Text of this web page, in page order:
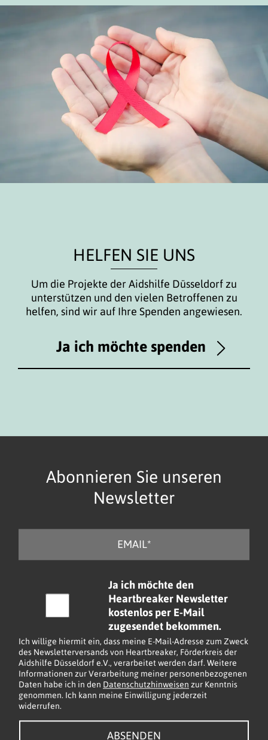
HELFEN SIE UNS
Um die Projekte der Aidshilfe Düsseldorf zu
unterstützen und den vielen Betroffenen zu
helfen, sind wir auf Ihre Spenden angewiesen.
Ja ich möchte spenden
Abonnieren Sie unseren
Newsletter
M
k
b
o
x
e
n
*
Ja ich möchte den
Heartbreaker Newsletter
kostenlos per E-Mail
zugesendet bekommen.
Ich willige hiermit ein, dass meine E-Mail-Adresse zum Zweck
des Newsletterversands von Heartbreaker, Förderkreis der
Aidshilfe Düsseldorf e.V., verarbeitet werden darf. Weitere
Informationen zur Verarbeitung meiner personenbezogenen
Daten habe ich in den Datenschutzhinweisen zur Kenntnis
genommen. Ich kann meine Einwilligung jederzeit
widerrufen.
ABSENDEN